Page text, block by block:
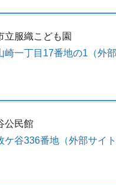
立服織こども園
崎一丁目17番地の1（外
公民館
ケ谷336番地（外部サイト